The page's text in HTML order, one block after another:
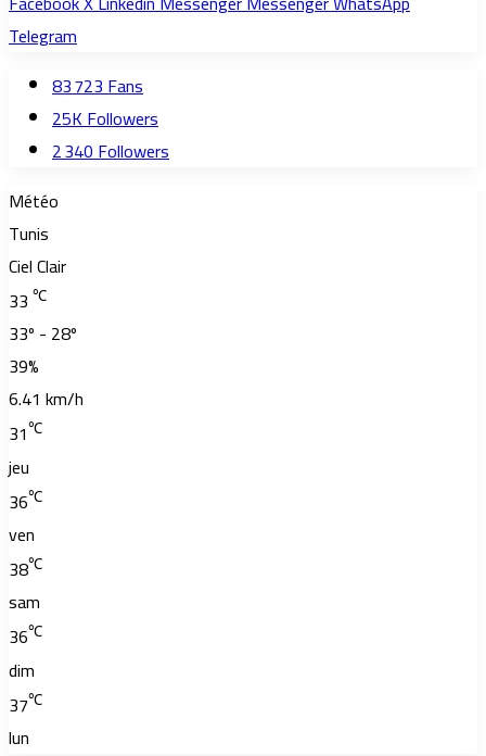
Telegram
83 723Fans
25KFollowers
2 340Followers
Météo
Tunis
Ciel Clair
33 ℃
33º - 28º
39%
6.41 km/h
31℃
jeu
36℃
ven
38℃
sam
36℃
dim
37℃
lun